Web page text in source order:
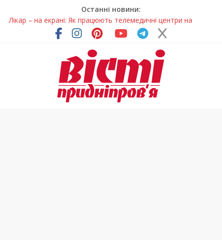
Останні новини:
Лікар – на екрані: Як працюють телемедичні центри на
Дніпропетровщині
У Дніпрі триває масштабна підготовка до опалювального
Пошуки тривають: на Дніпропетровщині досліджують місце
розташування легендарного монастиря (Фото)
Ветерани Дніпропетровщини отримують шанс на власне